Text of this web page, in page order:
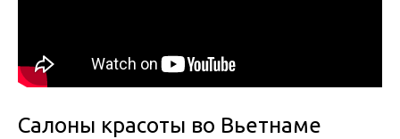
Салоны красоты во Вьетнаме